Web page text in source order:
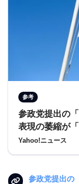
参考
参政党提出の
表現の萎縮が
れも（弁護士
ュース
Yahoo!ニュース
参政党提出の